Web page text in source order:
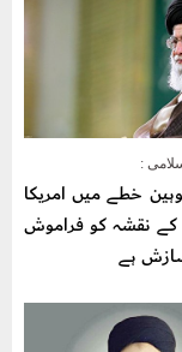
:
خطے میں امریکا
کے نقشہ کو فراموش
ہے